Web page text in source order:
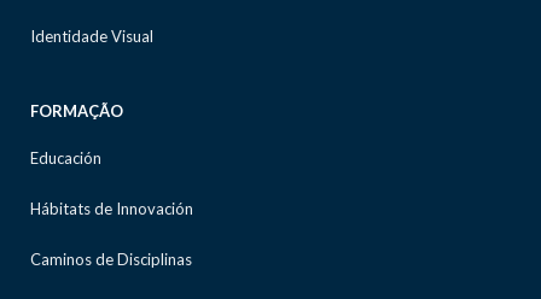
Identidade Visual
FORMAÇÃO
Educación
Hábitats de Innovación
Caminos de Disciplinas